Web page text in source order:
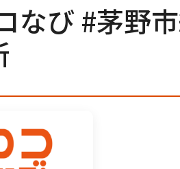
なび #茅野